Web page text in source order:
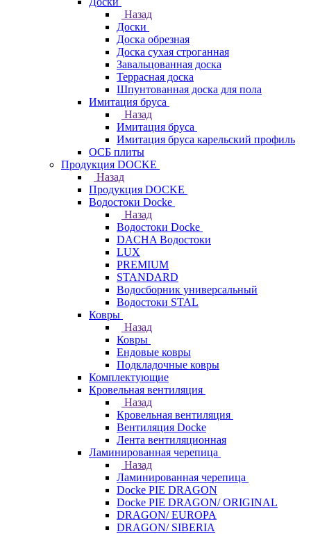
Назад
Доски
Доска обрезная
Доска сухая строганная
Завальцованная доска
Террасная доска
Шпунтованная доска для пола
Имитация бруса
Назад
Имитация бруса
Имитация бруса карельский профиль
ОСБ плиты
Продукция DOCKE
Назад
Продукция DOCKE
Водостоки Docke
Назад
Водостоки Docke
DACHA Водостоки
LUX
PREMIUM
STANDARD
Водосборник универсальный
Водостоки STAL
Ковры
Назад
Ковры
Ендовые ковры
Подкладочные ковры
Комплектующие
Кровельная вентиляция
Назад
Кровельная вентиляция
Вентиляция Docke
Лента вентиляционная
Ламинированная черепица
Назад
Ламинированная черепица
Docke PIE DRAGON
Docke PIE DRAGON/ ORIGINAL
DRAGON/ EUROPA
DRAGON/ SIBERIA